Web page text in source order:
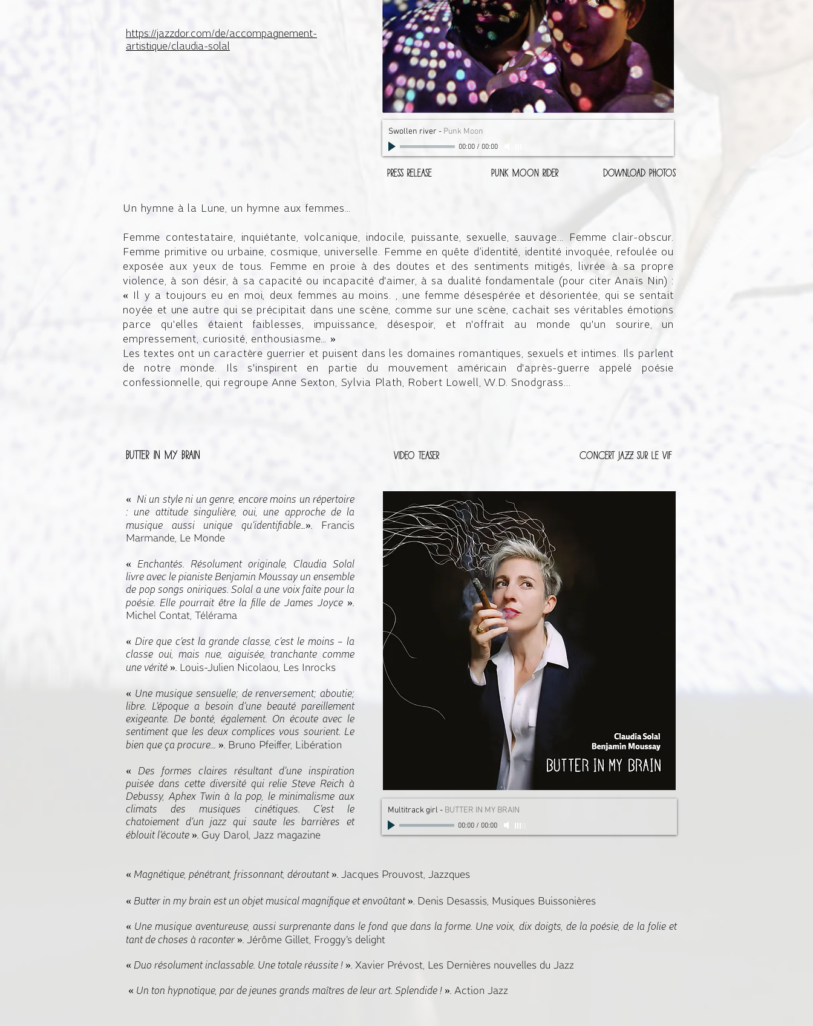
https://jazzdor.com/de/accompagnement-
artistique/claudia-solal
Swollen river - Punk Moon
00:00/ 00:00
PRESS RELEASE PUNK MOON RIDER DOWNLOAD photos
Un hymne à la Lune, un hymne aux femmes…
Femme contestataire, inquiétante, volcanique, indocile, puissante, sexuelle, sauvage... Femme clair-obscur.
Femme primitive ou urbaine, cosmique, universelle. Femme en quête d’identité, identité invoquée, refoulée ou
exposée aux yeux de tous. Femme en proie à des doutes et des sentiments mitigés, livrée à sa propre
violence, à son désir, à sa capacité ou incapacité d'aimer, à sa dualité fondamentale (pour citer Anaïs Nin) :
« Il y a toujours eu en moi, deux femmes au moins. , une femme désespérée et désorientée, qui se sentait
noyée et une autre qui se précipitait dans une scène, comme sur une scène, cachait ses véritables émotions
parce qu'elles étaient faiblesses, impuissance, désespoir, et n'offrait au monde qu'un sourire, un
empressement, curiosité, enthousiasme… »
Les textes ont un caractère guerrier et puisent dans les domaines romantiques, sexuels et intimes. Ils parlent
de notre monde. Ils s'inspirent en partie du mouvement américain d'après-guerre appelé poésie
confessionnelle, qui regroupe Anne Sexton, Sylvia Plath, Robert Lowell, W.D. Snodgrass...
Butter in my brain
« Ni un style ni un genre, encore moins un répertoire
: une attitude singulière, oui, une approche de la
musique aussi unique qu’identifiable…». Francis
Marmande, Le Monde
« Enchantés. Résolument originale, Claudia Solal
livre avec le pianiste Benjamin Moussay un ensemble
de pop songs oniriques. Solal a une voix faite pour la
poésie. Elle pourrait être la fille de James Joyce ».
Michel Contat, Télérama
« Dire que c’est la grande classe, c’est le moins – la
classe oui, mais nue, aiguisée, tranchante comme
une vérité ». Louis-Julien Nicolaou, Les Inrocks
« Une musique sensuelle; de renversement; aboutie;
libre. L’époque a besoin d’une beauté pareillement
exigeante. De bonté, également. On écoute avec le
sentiment que les deux complices vous sourient. Le
bien que ça procure... ». Bruno Pfeiffer, Libération
« Des formes claires résultant d’une inspiration
puisée dans cette diversité qui relie Steve Reich à
Debussy, Aphex Twin à la pop, le minimalisme aux
climats des musiques cinétiques. C’est le
chatoiement d’un jazz qui saute les barrières et
éblouit l’écoute ». Guy Darol, Jazz magazine
« Magnétique, pénétrant, frissonnant, déroutant ». Jacques Prouvost, Jazzques
« Butter in my brain est un objet musical magnifique et envoûtant ». Denis Desassis, Musiques Buissonières
« Une musique aventureuse, aussi surprenante dans le fond que dans la forme. Une voix, dix doigts, de la poésie, de la folie et
tant de choses à raconter ». Jérôme Gillet, Froggy’s delight
« Duo résolument inclassable. Une totale réussite ! ». Xavier Prévost, Les Dernières nouvelles du Jazz
« Un ton hypnotique, par de jeunes grands maîtres de leur art. Splendide ! ». Action Jazz
Multitrack girl - BUTTER IN MY BRAIN
00:00/ 00:00
Concert Jazz sur le vif
Video teaser